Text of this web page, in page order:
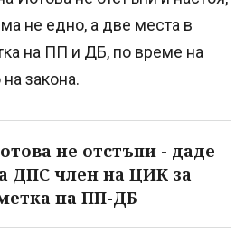
не едно, а две места в
на ПП и ДБ, по време на
закона.
не отстъпи - даде
ДПС член на ЦИК за
на ПП-ДБ